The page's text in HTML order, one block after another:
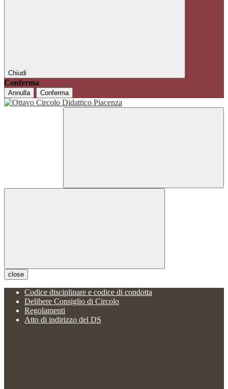
Chiudi
Conferma
Annulla Conferma
close
Codice disciplinare e codice di condotta
Delibere Consiglio di Circolo
Regolamenti
Atto di indirizzo del DS